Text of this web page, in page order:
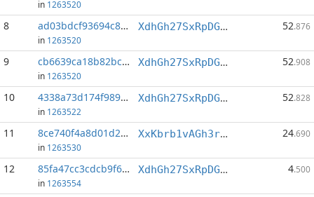
in 1263520
8 ad03bdcf93694c85...:0
in 1263520
XdhGh27SxRpDGbNCjboy2sgG3JKcQsaNzT 52.876
9 cb6639ca18b82bc2...:0
in 1263520
XdhGh27SxRpDGbNCjboy2sgG3JKcQsaNzT 52.908
10 4338a73d174f989e...:0
in 1263522
XdhGh27SxRpDGbNCjboy2sgG3JKcQsaNzT 52.828
11 8ce740f4a8d01d27...:1
in 1263530
XxKbrb1vAGh3rodo6hWCyHjSnrzAwX7hzf 24.690
12 85fa47cc3cdcb9f6...:0
in 1263554
XdhGh27SxRpDGbNCjboy2sgG3JKcQsaNzT 4.500